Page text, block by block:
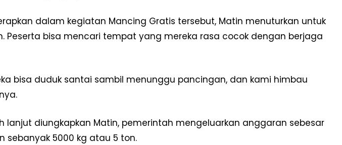
dalam kegiatan Mancing Gratis tersebut, Matin menuturkan untuk
Peserta bisa mencari tempat yang mereka rasa cocok dengan berjaga
bisa duduk santai sambil menunggu pancingan, dan kami himbau
lanjut diungkapkan Matin, pemerintah mengeluarkan anggaran sebesar
sebanyak 5000 kg atau 5 ton.